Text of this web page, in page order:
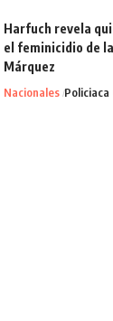
Harfuch revela
el feminicidio de
Márquez
Nacionales Policiaca